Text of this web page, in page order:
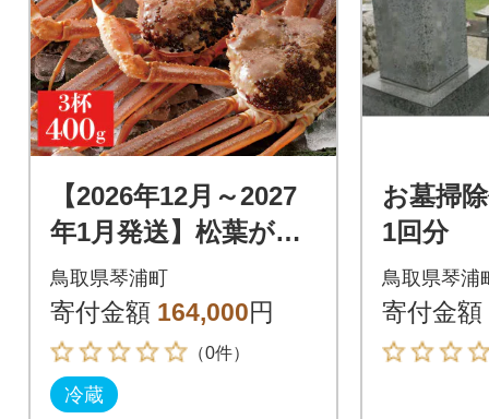
【2026年12月～2027
年1月発送】松葉がに
(生)400g3杯 N72_I
鳥取県琴浦町
寄付金額 164,000円
（0件）
冷蔵
お墓掃
1回分
鳥取県琴浦
寄付金額